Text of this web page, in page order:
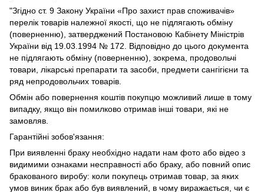
"Згідно ст. 9 Закону України «Про захист прав споживачів»
перелік товарів належної якості, що не підлягають обміну
(поверненню), затверджений Постановою Кабінету Міністрів
України від 19.03.1994 № 172. Відповідно до цього документа
не підлягають обміну (поверненню), зокрема, продовольчі
товари, лікарські препарати та засоби, предмети сангігієни та
ряд непродовольчих товарів.
Обмін або повернення коштів покупцю можливий лише в тому
випадку, якщо він помилково отримав інші товари, які не
замовляв.
Гарантійні зобов'язання:
При виявленні браку необхідно надати нам фото або відео з
видимими ознаками несправності або браку, або повний опис
бракованого виробу: коли покупець отримав товар, за яких
умов виник брак або був виявлений, в чому виражається, чи є